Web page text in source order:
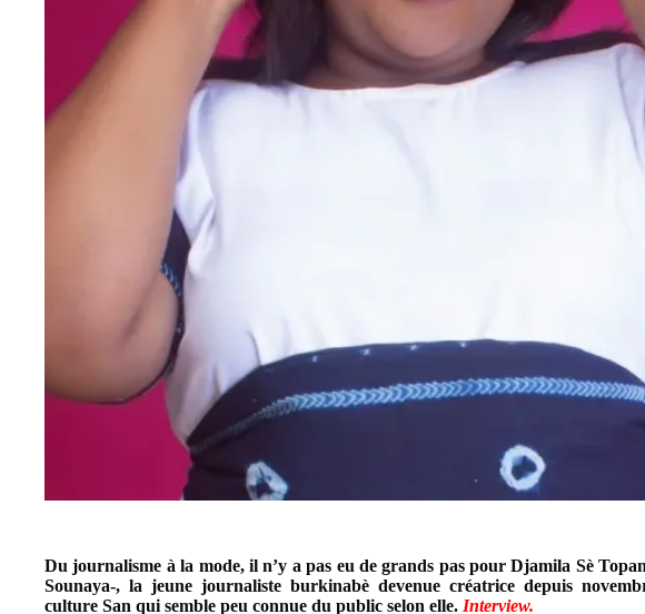
Du journalisme à la mode, il n’y a pas eu de grands pas pour Djamila Sè
Sounaya-, la jeune journaliste burkinabè devenue créatrice depuis
culture San qui semble peu connue du public selon elle. Interview.